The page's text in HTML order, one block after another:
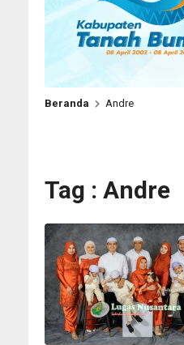
Beranda Andre
Tag : Andre